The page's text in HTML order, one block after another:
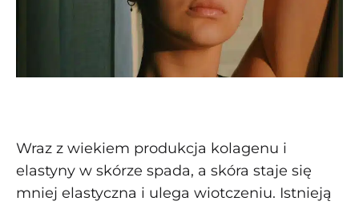
Wraz z wiekiem produkcja kolagenu i
elastyny w skórze spada, a skóra staje się
mniej elastyczna i ulega wiotczeniu. Istnieją